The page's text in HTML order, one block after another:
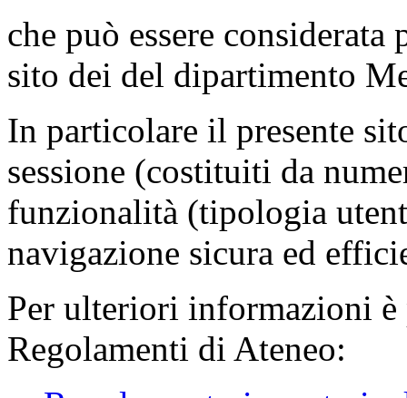
che può essere
sito dei del dipartimento
In particolare il presente
sessione (costituiti da
funzionalità (tipologia
navigazione sicura ed
Per ulteriori informazioni è
Regolamenti di Ateneo: